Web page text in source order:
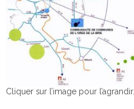
Cliquer sur l’image pour l’agrandir.